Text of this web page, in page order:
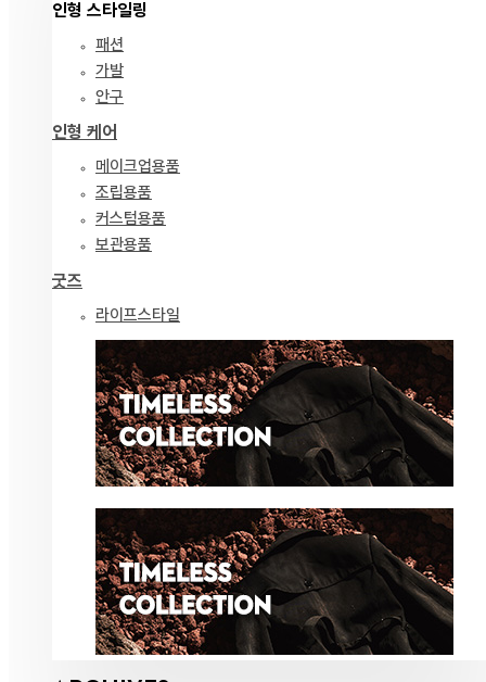
인형 스타일링
패션
가발
안구
인형 케어
메이크업용품
조립용품
커스텀용품
보관용품
굿즈
라이프스타일